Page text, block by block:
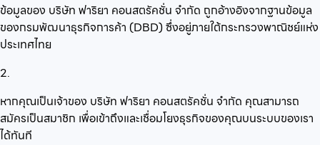
ข้อมูลของ บริษัท ฟาริยา คอนสตรัคชั่น จำกัด ถูกอ้างอิงจากฐานข้อมูล
ของกรมพัฒนาธุรกิจการค้า (DBD) ซึ่งอยู่ภายใต้กระทรวงพาณิชย์แห่ง
ประเทศไทย
2.
หากคุณเป็นเจ้าของ บริษัท ฟาริยา คอนสตรัคชั่น จำกัด คุณสามารถ
สมัครเป็นสมาชิก เพื่อเข้าถึงและเชื่อมโยงธุรกิจของคุณบนระบบของเรา
ได้ทันที